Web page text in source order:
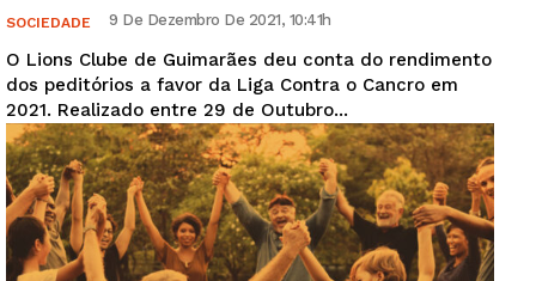
SOCIEDADE 9 De Dezembro De 2021, 10:41h
O Lions Clube de Guimarães deu conta do rendimento
dos peditórios a favor da Liga Contra o Cancro em
2021. Realizado entre 29 de Outubro...